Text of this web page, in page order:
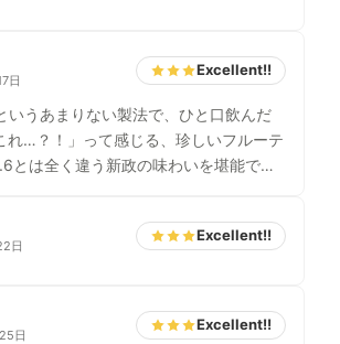
日
Excellent!!
いうあまりない製法で、ひと口飲んだ
れ…？！」って感じる、珍しいフルーテ
とは全く違う新政の味わいを堪能でき
日
Excellent!!
日
Excellent!!